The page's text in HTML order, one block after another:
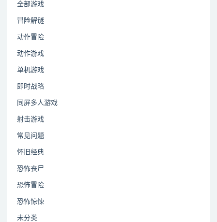
全部游戏
冒险解谜
动作冒险
动作游戏
单机游戏
即时战略
同屏多人游戏
射击游戏
常见问题
怀旧经典
恐怖丧尸
恐怖冒险
恐怖惊悚
未分类